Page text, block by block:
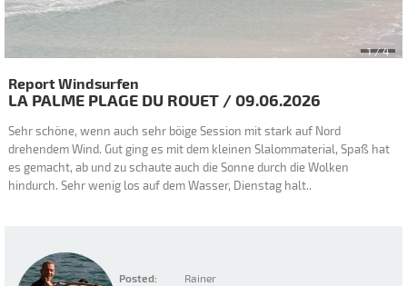
2/ 4
Posted:
Rainer
Report Windsurfen
LA PALME PLAGE DU ROUET / 09.06.2026
Sehr schöne, wenn auch sehr böige Session mit stark auf Nord
drehendem Wind. Gut ging es mit dem kleinen Slalommaterial, Spaß hat
es gemacht, ab und zu schaute auch die Sonne durch die Wolken
hindurch. Sehr wenig los auf dem Wasser, Dienstag halt..